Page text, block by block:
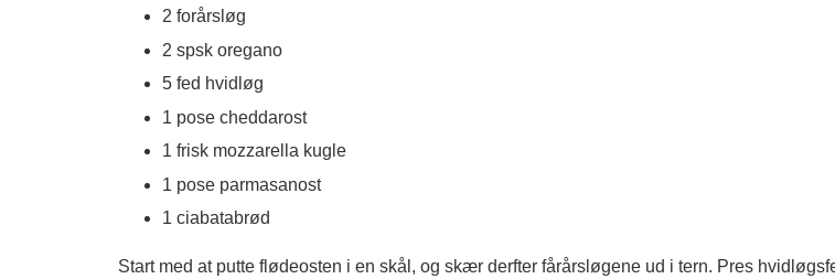
2 forårsløg
2 spsk oregano
5 fed hvidløg
1 pose cheddarost
1 frisk mozzarella kugle
1 pose parmasanost
1 ciabatabrød
Start med at putte flødeosten i en skål, og skær derfter fårårsløgene ud i tern. Pres